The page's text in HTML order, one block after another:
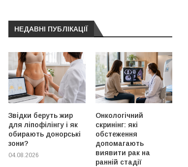
НЕДАВНІ ПУБЛІКАЦІЇ
Звідки беруть жир
для ліпофілінгу і як
обирають донорські
зони?
04.08.2026
Онкологічний
скринінг: які
обстеження
допомагають
виявити рак на
ранній стадії